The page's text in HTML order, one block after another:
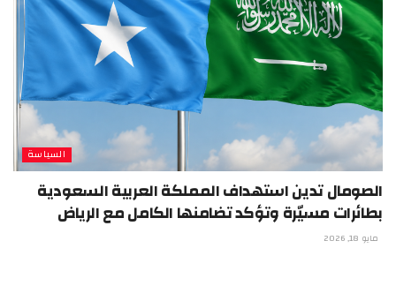
السياسة
الصومال تدين استهداف المملكة العربية السعودية
بطائرات مسيّرة وتؤكد تضامنها الكامل مع الرياض
مايو 18, 2026